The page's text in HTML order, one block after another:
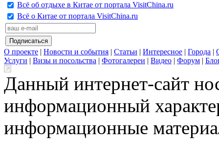
Всё об отдыхе в Китае от портала VisitChina.ru
Всё о Китае от портала VisitChina.ru
О проекте | Новости и события | Статьи | Интересное | Города |
Услуги | Визы и посольства | Фотогалереи | Видео | Форум |
Данный интернет-сайт
информационный
информационные